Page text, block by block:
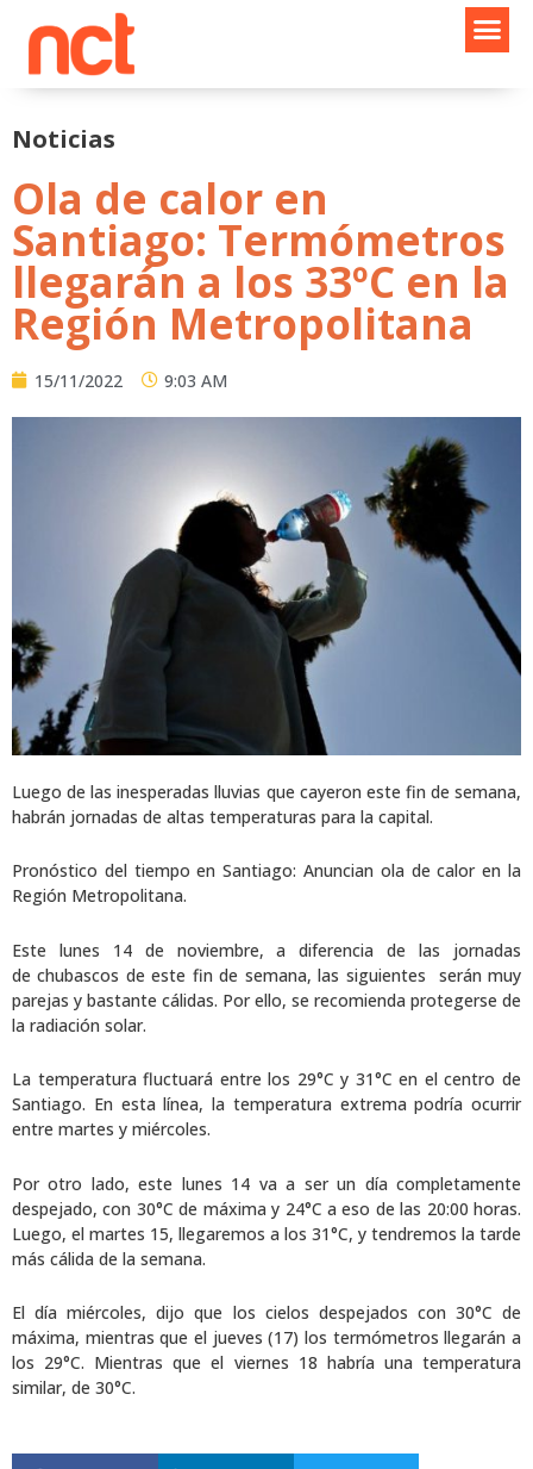
contenido
Noticias
Ola de calor en
Santiago: Termómetros
llegarán a los 33ºC en la
Región Metropolitana
15/11/2022 9:03 AM
Luego de las inesperadas lluvias que cayeron este fin de semana,
habrán jornadas de altas temperaturas para la capital.
Pronóstico del tiempo en Santiago: Anuncian ola de calor en la
Región Metropolitana.
Este lunes 14 de noviembre, a diferencia de las jornadas
de chubascos de este fin de semana, las siguientes serán muy
parejas y bastante cálidas. Por ello, se recomienda protegerse de
la radiación solar.
La temperatura fluctuará entre los 29°C y 31°C en el centro de
Santiago. En esta línea, la temperatura extrema podría ocurrir
entre martes y miércoles.
Por otro lado, este lunes 14 va a ser un día completamente
despejado, con 30°C de máxima y 24°C a eso de las 20:00 horas.
Luego, el martes 15, llegaremos a los 31°C, y tendremos la tarde
más cálida de la semana.
El día miércoles, dijo que los cielos despejados con 30°C de
máxima, mientras que el jueves (17) los termómetros llegarán a
los 29°C. Mientras que el viernes 18 habría una temperatura
similar, de 30°C.